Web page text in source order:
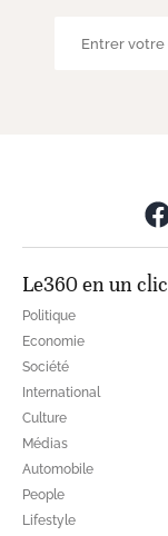
Le360 en un clic
Politique
Economie
Société
International
Culture
Médias
Automobile
People
Lifestyle